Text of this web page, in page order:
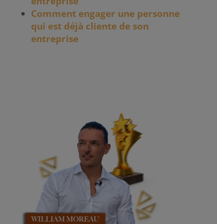
Comment engager une personne
qui est déjà cliente de son
entreprise